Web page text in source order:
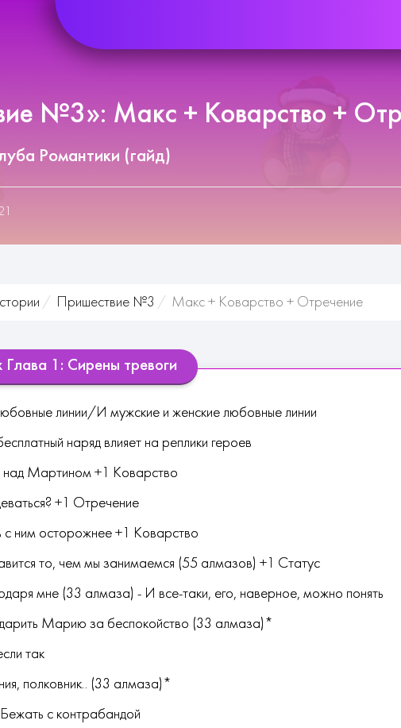
№3»: Макс + Коварство +
Романтики (гайд)
Пришествие №3 Макс + Коварство + Отречение
Глава 1: Сирены тревоги
линии/И мужские и женские любовные линии
наряд влияет на реплики героев
над Мартином +1 Коварство
+1 Отречение
с ним осторожнее +1 Коварство
то, чем мы занимаемся (55 алмазов) +1 Статус
мне (33 алмаза) - И все-таки, его, наверное, можно понять
Марию за беспокойство (33 алмаза)*
так
полковник.. (33 алмаза)*
с контрабандой